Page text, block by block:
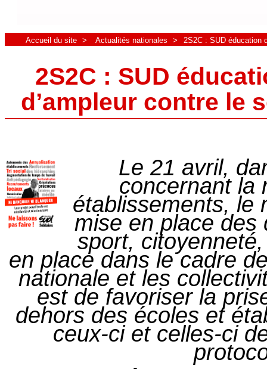
Accueil du site > Actualités nationales > 2S2C : SUD éducation
2S2C : SUD
d’ampleur contre le
Le 21 avril,
concernant la
établissements, le
mise en place des
sport,
en place dans le cadre
nationale et les
est de favoriser la
dehors des écoles et
ceux-ci et celles-ci